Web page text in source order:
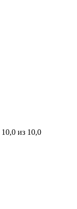
10,0 из 10,0